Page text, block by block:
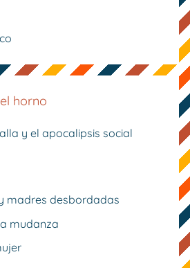
horno
y el apocalipsis social
madres desbordadas
mudanza